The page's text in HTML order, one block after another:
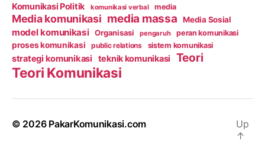
Komunikasi Politik komunikasi verbal media
Media komunikasi media massa Media Sosial
model komunikasi Organisasi pengaruh peran komunikasi
proses komunikasi public relations sistem komunikasi
strategi komunikasi teknik komunikasi Teori
Teori Komunikasi
© 2026 PakarKomunikasi.com
Up
↑